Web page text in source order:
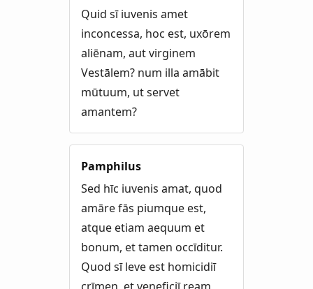
Quid sī iuvenis amet
inconcessa, hoc est, uxōrem
aliēnam, aut virginem
Vestālem? num illa amābit
mūtuum, ut servet
amantem?
Pamphilus
Sed hīc iuvenis amat, quod
amāre fās piumque est,
atque etiam aequum et
bonum, et tamen occīditur.
Quod sī leve est homicidiī